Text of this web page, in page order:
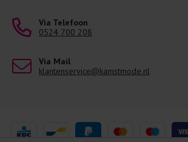
Via Telefoon
0524 700 208
Via Mail
klantenservice@kamstmode.nl